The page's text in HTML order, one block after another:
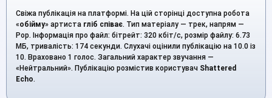
Свіжа публікація на платформі. На цій сторінці доступна робота
«обійму» артиста гліб співає. Тип матеріалу — трек, напрям —
Pop. Інформація про файл: бітрейт: 320 кбіт/с, розмір файлу: 6.73
МБ, тривалість: 174 секунди. Слухачі оцінили публікацію на 10.0 із
10. Враховано 1 голос. Загальний характер звучання —
«Нейтральний». Публікацію розмістив користувач Shattered
Echo.